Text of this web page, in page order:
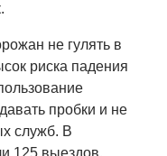
не гулять в
риска падения
пробки и не
служб. В